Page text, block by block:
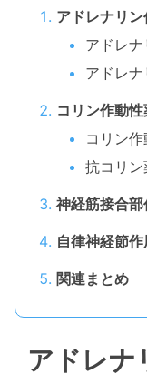
アドレナリ
アドレ
アドレ
コリン作動
コリン作
抗コリン
神経筋接合
自律神経節
関連まとめ
アドレナ